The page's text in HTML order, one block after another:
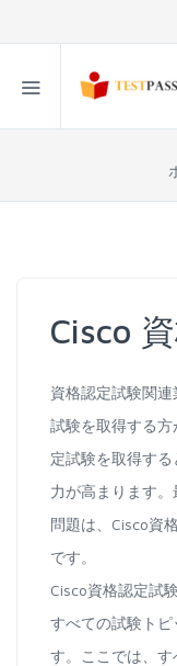
Cisco
資格認定試験関
試験を取得する
定試験を取得す
力が高まります
問題は、Cisco資
です。
Cisco資格認定試
すべての試験ト
す。ここでは、